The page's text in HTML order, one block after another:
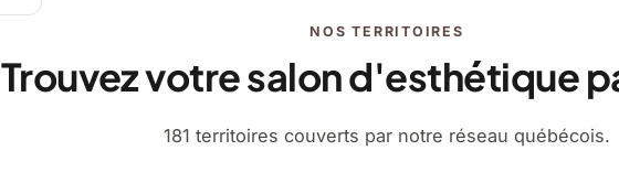
NOS TERRITOIRES
Trouvez votre salon d'esthétique
181 territoires couverts par notre réseau québécois.